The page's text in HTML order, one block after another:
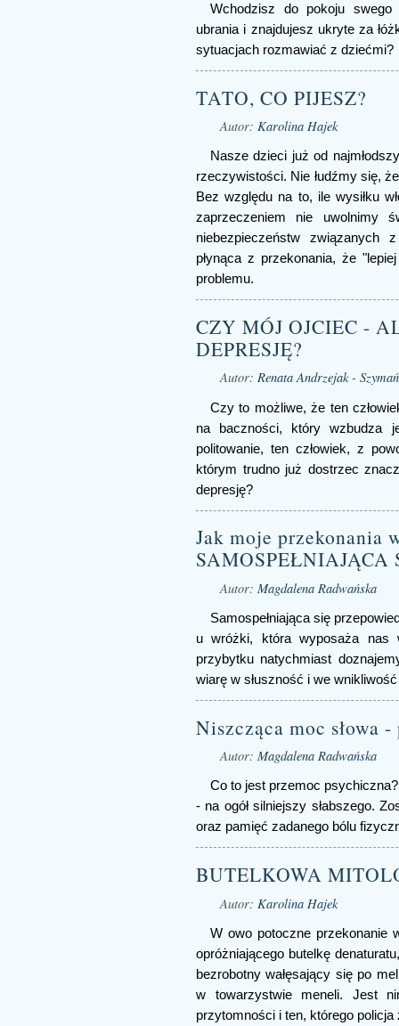
Wchodzisz do pokoju swego
ubrania i znajdujesz ukryte za
sytuacjach rozmawiać z dziećmi?
TATO, CO PIJESZ?
Autor: Karolina Hajek
Nasze dzieci już od
rzeczywistości. Nie łudźmy się,
Bez względu na to, ile wysiłku
zaprzeczeniem nie uwolnimy
niebezpieczeństw związanych
płynąca z przekonania, że
problemu.
CZY MÓJ OJCIEC -
DEPRESJĘ?
Autor: Renata Andrzejak -
Czy to możliwe, że ten
na baczności, który wzbudza
politowanie, ten człowiek, z
którym trudno już dostrzec
depresję?
Jak moje przekonania
SAMOSPEŁNIAJĄCA
Autor: Magdalena Radwańska
Samospełniająca się
u wróżki, która wyposaża nas
przybytku natychmiast
wiarę w słuszność i we
Niszcząca moc słowa
Autor: Magdalena Radwańska
Co to jest przemoc
- na ogół silniejszy słabszego.
oraz pamięć zadanego bólu
BUTELKOWA
Autor: Karolina Hajek
W owo potoczne przekonanie
opróżniającego butelkę
bezrobotny wałęsający się po
w towarzystwie meneli. Jest
przytomności i ten, którego